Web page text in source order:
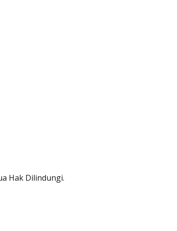
Hak Dilindungi.